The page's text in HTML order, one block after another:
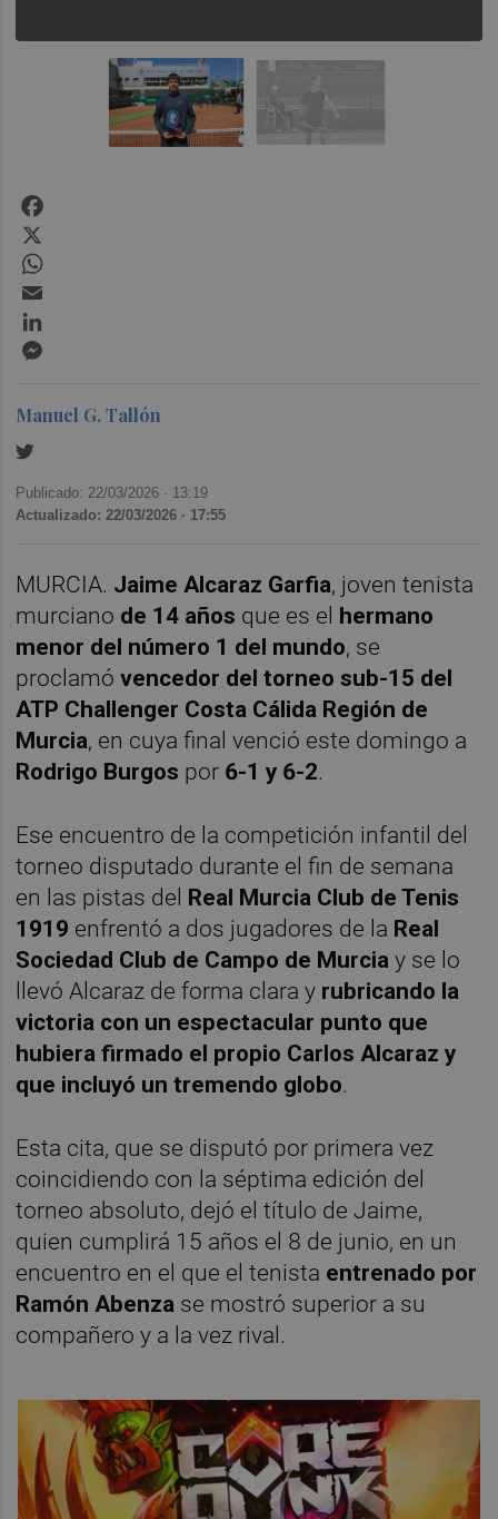
Manuel G. Tallón
Publicado: 22/03/2026 · 13:19
Actualizado: 22/03/2026 · 17:55
MURCIA. Jaime Alcaraz Garfia, joven tenista
murciano de 14 años que es el hermano
menor del número 1 del mundo, se
proclamóvencedor del torneo sub-15 del
ATP Challenger Costa Cálida Región de
Murcia, en cuya final venció este domingo a
Rodrigo Burgos por 6-1 y 6-2.
Ese encuentro de la competición infantil del
torneo disputado durante el fin de semana
en las pistas del Real Murcia Club de Tenis
1919 enfrentó a dos jugadores de la Real
Sociedad Club de Campo de Murcia y se lo
llevó Alcaraz de forma clara y rubricando la
victoria con un espectacular punto que
hubiera firmado el propio Carlos Alcaraz y
que incluyó un tremendo globo.
Esta cita, que se disputó por primera vez
coincidiendo con la séptima edición del
torneo absoluto, dejó el título de Jaime,
quien cumplirá 15 años el 8 de junio, en un
encuentro en el que el tenista entrenado por
Ramón Abenza se mostró superior a su
compañero y a la vez rival.